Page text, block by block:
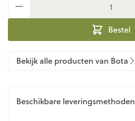
Bestel
Bekijk alle producten van Bota
Beschikbare leveringsmethoden